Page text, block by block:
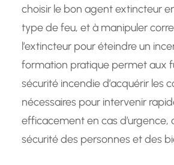
choisir le bon agent extincteur
type de feu, et à manipuler
l’extincteur pour éteindre un
formation pratique permet aux
sécurité incendie d’acquérir les
nécessaires pour intervenir
efficacement en cas d’urgence,
sécurité des personnes et des